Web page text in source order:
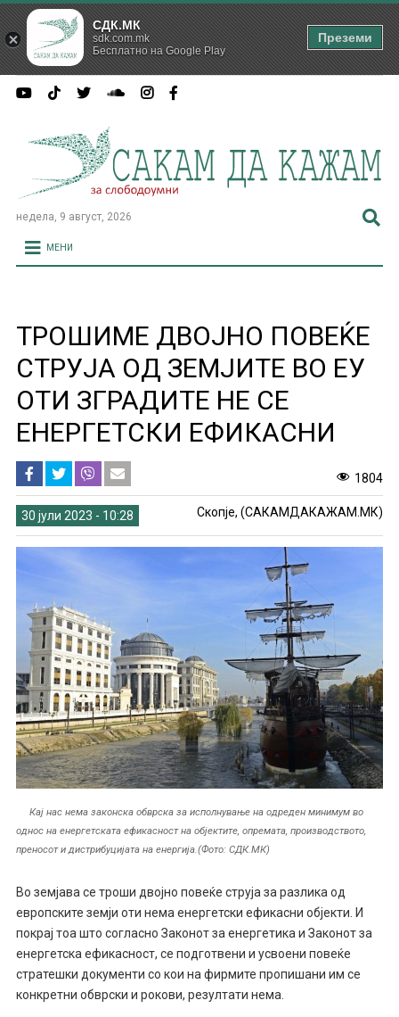
недела, 9 август, 2026
МЕНИ
ТРОШИМЕ ДВОЈНО ПОВЕЌЕ
СТРУЈА ОД ЗЕМЈИТЕ ВО ЕУ
ОТИ ЗГРАДИТЕ НЕ СЕ
ЕНЕРГЕТСКИ ЕФИКАСНИ
1804
30 јули 2023 - 10:28 Скопје, (САКАМДАКАЖАМ.МК)
Кај нас нема законска обврска за исполнување на одреден минимум во
однос на енергетската ефикасност на објектите, опремата, производството,
преносот и дистрибуцијата на енергија.(Фото: СДК.МК)
Во земјава се троши двојно повеќе струја за разлика од
европските земји оти нема енергетски ефикасни објекти. И
покрај тоа што согласно Законот за енергетика и Законот за
енергетска ефикасност, се подготвени и усвоени повеќе
стратешки документи со кои на фирмите пропишани им се
конкретни обврски и рокови, резултати нема.
СДК.МК
sdk.com.mk
Бесплатно на Google Play
Преземи